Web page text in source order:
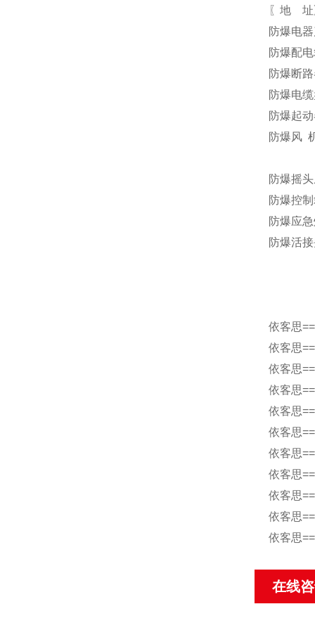
〖地 址
防爆电
防爆配
防爆断
防爆电
防爆起
防爆风
防爆摇
防爆控
防爆应
防爆活
依客思
依客思
依客思
依客思
依客思
依客思
依客思
依客思
依客思
依客思
依客思
在线